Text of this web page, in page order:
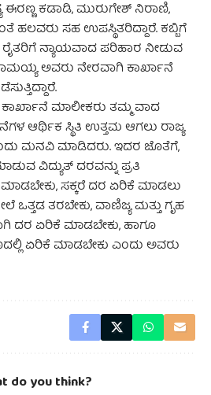
ಈರಣ್ಣ ಕಡಾಡಿ, ಮುರುಗೇಶ್ ನಿರಾಣಿ,
ಹಲವರು ಸಹ ಉಪಸ್ಥಿತರಿದ್ದಾರೆ. ಕಬ್ಬಿಗೆ
ನ್ಯಾಯವಾದ ಪರಿಹಾರ ನೀಡುವ
ಅವರು ನೇರವಾಗಿ ಕಾರ್ಖಾನೆ
ಮಾಲೀಕರು ತಮ್ಮ ವಾದ
ಆರ್ಥಿಕ ಸ್ಥಿತಿ ಉತ್ತಮ ಆಗಲು ರಾಜ್ಯ
ಮನವಿ ಮಾಡಿದರು. ಇದರ ಜೊತೆಗೆ,
ವಿದ್ಯುತ್ ದರವನ್ನು ಪ್ರತಿ
ಸಕ್ಕರೆ ದರ ಏರಿಕೆ ಮಾಡಲು
ಒತ್ತಡ ತರಬೇಕು, ವಾಣಿಜ್ಯ ಮತ್ತು ಗೃಹ
ದರ ಏರಿಕೆ ಮಾಡಬೇಕು, ಹಾಗೂ
ಏರಿಕೆ ಮಾಡಬೇಕು ಎಂದು ಅವರು
do you think?